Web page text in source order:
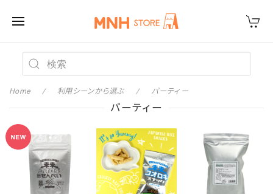
Home 利用シーンから選ぶ パーティー
パーティー